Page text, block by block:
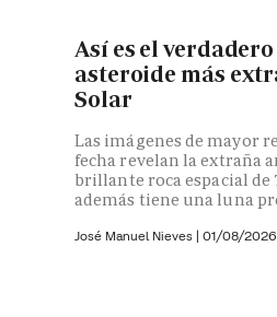
Así es el
asteroide más
Solar
Las imágenes de mayor
fecha revelan la extraña
brillante roca espacial de
además tiene una luna
José Manuel Nieves | 01/08/2026